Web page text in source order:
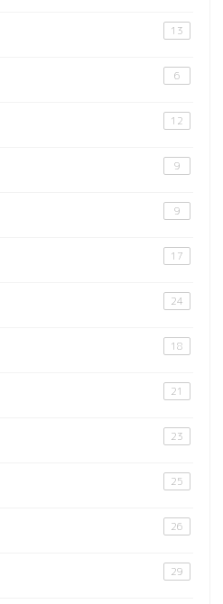
13
6
12
9
9
17
24
18
21
23
25
26
29